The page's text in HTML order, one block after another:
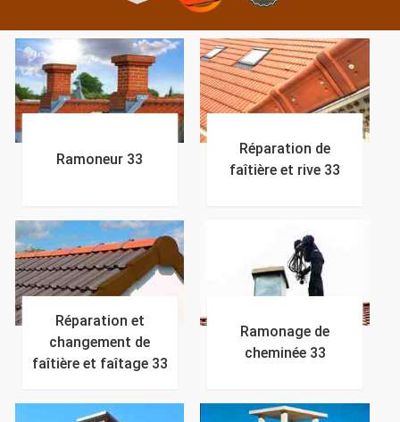
Ramoneur 33
Réparation de
faîtière et rive 33
Réparation et
changement de
faîtière et faîtage 33
Ramonage de
cheminée 33